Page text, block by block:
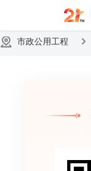
市政公用工程